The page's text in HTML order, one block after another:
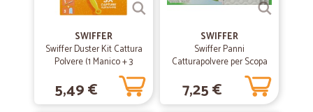
consegna accurata . Bravi.
02/04/2021
—Trustpilot
SWIFFER
Swiffer Duster Kit Cattura
Polvere (1 Manico + 3
Piumini per spolverare)
5,49 €
SWIFFER
Swiffer Panni
Catturapolvere per Scopa
Swiffer Profumo Fresco e
Pulito - Ricarica 18 Panni
7,25 €